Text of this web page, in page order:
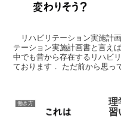
リハビリテーション実施計
テーション実施計画書と言え
中でも昔から存在するリハビ
ております． ただ前から思っ
働き方
理
習